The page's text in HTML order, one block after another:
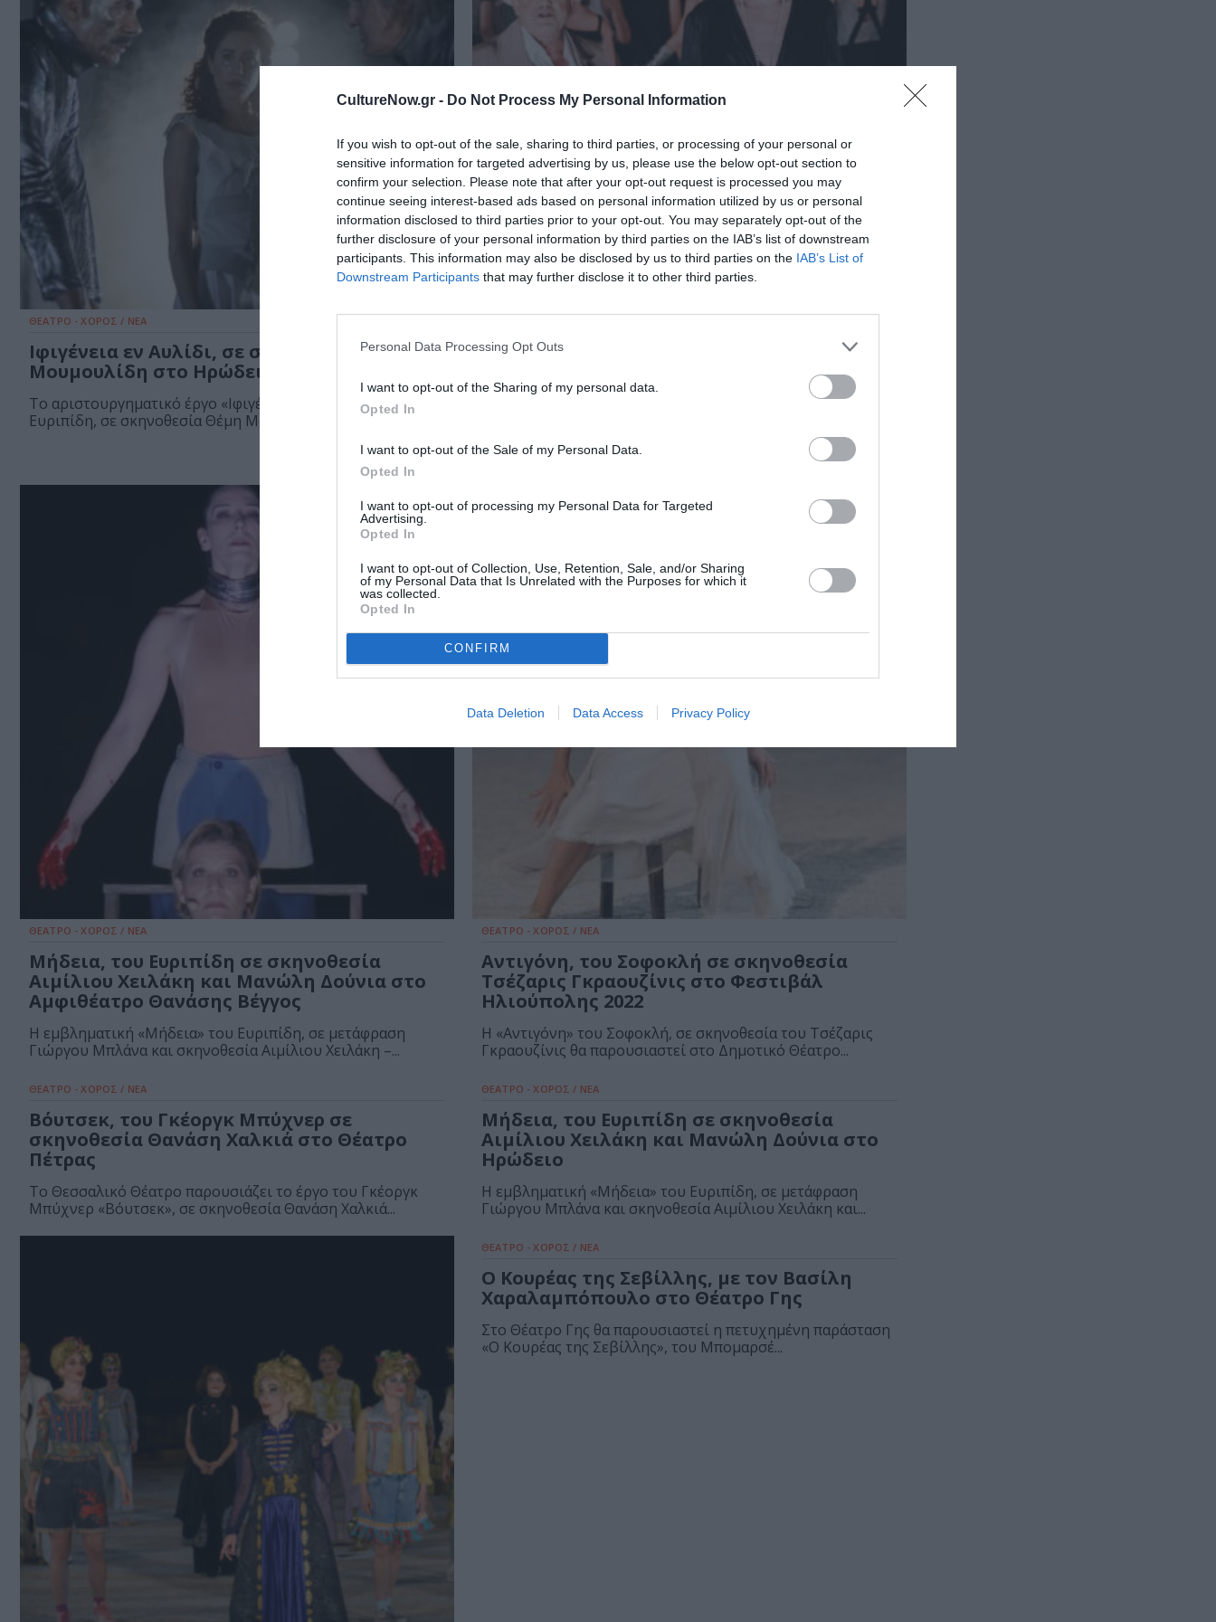
CultureNow.gr - Do Not Process My Personal Information
If you wish to opt-out of the sale, sharing to third parties, or processing of your personal or
sensitive information for targeted advertising by us, please use the below opt-out section to
confirm your selection. Please note that after your opt-out request is processed you may
continue seeing interest-based ads based on personal information utilized by us or personal
information disclosed to third parties prior to your opt-out. You may separately opt-out of the
further disclosure of your personal information by third parties on the IAB’s list of downstream
participants. This information may also be disclosed by us to third parties on the IAB’s List of
Downstream Participants that may further disclose it to other third parties.
Personal Data Processing Opt Outs
I want to opt-out of the Sharing of my personal data.
Opted In
I want to opt-out of the Sale of my Personal Data.
Opted In
I want to opt-out of processing my Personal Data for Targeted
Advertising.
Opted In
I want to opt-out of Collection, Use, Retention, Sale, and/or Sharing
of my Personal Data that Is Unrelated with the Purposes for which it
was collected.
Opted In
CONFIRM
Data Deletion Data Access Privacy Policy
ΘΕΑΤΡΟ - ΧΟΡΟΣ / ΝΕΑ
Ιφιγένεια εν Αυλίδι, σε σκηνοθεσία Θέμη
Μουμουλίδη στο Ηρώδειο
Το αριστουργηματικό έργο «Ιφιγένεια εν Αυλίδι» του
Ευριπίδη, σε σκηνοθεσία Θέμη Μουμουλίδη, έρχεται στο...
«Αριστοφάνης – Ηρώνδας: Contra tempo»,
από το Κρατικό Θέατρο Βορείου Ελλάδος
στο Κηποθέατρο Παπάγου
κωμωδία του Κρατικού Θεάτρου Βορείου Ελλάδος,
«Αριστοφάνης...
ΘΕΑΤΡΟ - ΧΟΡΟΣ / ΝΕΑ
Μήδεια, του Ευριπίδη σε σκηνοθεσία
Αιμίλιου Χειλάκη και Μανώλη Δούνια στο
Αμφιθέατρο Θανάσης Βέγγος
Η εμβληματική «Μήδεια» του Ευριπίδη, σε μετάφραση
Γιώργου Μπλάνα και σκηνοθεσία Αιμίλιου Χειλάκη –...
ΘΕΑΤΡΟ - ΧΟΡΟΣ / ΝΕΑ
Αντιγόνη, του Σοφοκλή σε σκηνοθεσία
Τσέζαρις Γκραουζίνις στο Φεστιβάλ
Ηλιούπολης 2022
Η «Αντιγόνη» του Σοφοκλή, σε σκηνοθεσία του Τσέζαρις
Γκραουζίνις θα παρουσιαστεί στο Δημοτικό Θέατρο...
ΘΕΑΤΡΟ - ΧΟΡΟΣ / ΝΕΑ
Βόυτσεκ, του Γκέοργκ Μπύχνερ σε
σκηνοθεσία Θανάση Χαλκιά στο Θέατρο
Πέτρας
Το Θεσσαλικό Θέατρο παρουσιάζει το έργο του Γκέοργκ
Μπύχνερ «Βόυτσεκ», σε σκηνοθεσία Θανάση Χαλκιά...
ΘΕΑΤΡΟ - ΧΟΡΟΣ / ΝΕΑ
Μήδεια, του Ευριπίδη σε σκηνοθεσία
Αιμίλιου Χειλάκη και Μανώλη Δούνια στο
Ηρώδειο
Η εμβληματική «Μήδεια» του Ευριπίδη, σε μετάφραση
Γιώργου Μπλάνα και σκηνοθεσία Αιμίλιου Χειλάκη και...
ΘΕΑΤΡΟ - ΧΟΡΟΣ / ΝΕΑ
Ο Κουρέας της Σεβίλλης, με τον Βασίλη
Χαραλαμπόπουλο στο Θέατρο Γης
Στο Θέατρο Γης θα παρουσιαστεί η πετυχημένη παράσταση
«Ο Κουρέας της Σεβίλλης», του Μπομαρσέ...